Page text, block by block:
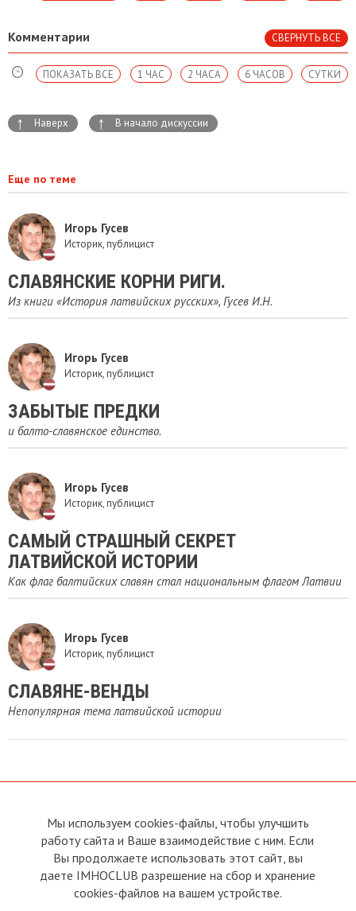
Комментарии СВЕРНУТЬ ВСЕ
СУТКИ
6 ЧАСОВ
2 ЧАСА
1 ЧАС
ПОКАЗАТЬ ВСЕ
↑ Наверх ↑ В начало дискуссии
Еще по теме
Игорь Гусев
Историк, публицист
СЛАВЯНСКИЕ КОРНИ РИГИ.
Из книги «История латвийских русских», Гусев И.Н.
Игорь Гусев
Историк, публицист
ЗАБЫТЫЕ ПРЕДКИ
и балто-славянское единство.
Игорь Гусев
Историк, публицист
САМЫЙ СТРАШНЫЙ СЕКРЕТ
ЛАТВИЙСКОЙ ИСТОРИИ
Как флаг балтийских славян стал национальным флагом Латвии
Игорь Гусев
Историк, публицист
СЛАВЯНЕ-ВЕНДЫ
Непопулярная тема латвийской истории
О сайте
Условия пользования
Политика конфиденциальности
Прямая связь с
Председателем
Прямая связь c членами клуба
Реклама
Контакты
Мы используем cookies-файлы, чтобы улучшить
работу сайта и Ваше взаимодействие с ним. Если
Вы продолжаете использовать этот сайт, вы
даете IMHOCLUB разрешение на сбор и хранение
cookies-файлов на вашем устройстве.